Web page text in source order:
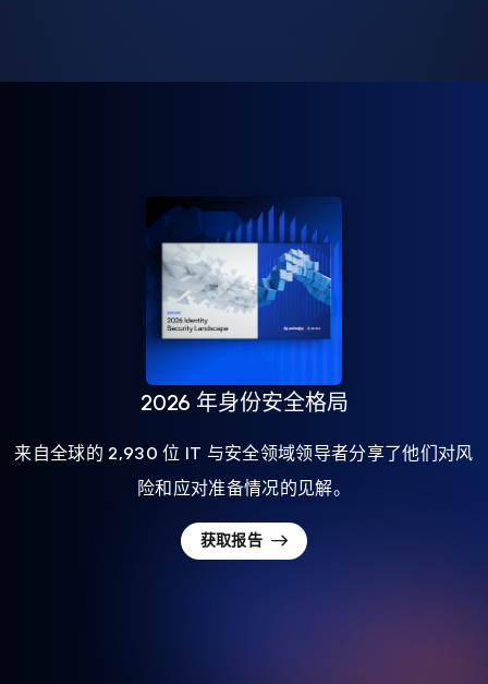
2026 年身份安全格局
来自全球的 2,930 位 IT 与安全领域领导者分享了他们对风
险和应对准备情况的见解。
获取报告